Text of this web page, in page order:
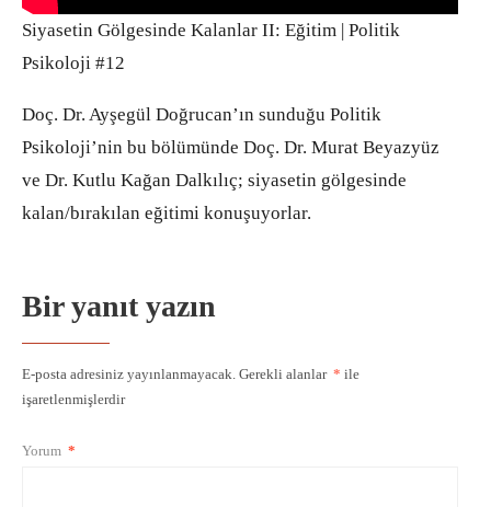
Siyasetin Gölgesinde Kalanlar II: Eğitim | Politik
Psikoloji #12
Doç. Dr. Ayşegül Doğrucan’ın sunduğu Politik
Psikoloji’nin bu bölümünde Doç. Dr. Murat Beyazyüz
ve Dr. Kutlu Kağan Dalkılıç; siyasetin gölgesinde
kalan/bırakılan eğitimi konuşuyorlar.
Bir yanıt yazın
E-posta adresiniz yayınlanmayacak. Gerekli alanlar * ile
işaretlenmişlerdir
Yorum *